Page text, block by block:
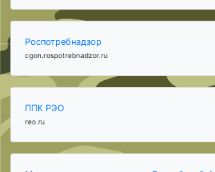
Роспотребнадзор
cgon.rospotrebnadzor.ru
ППК РЭО
reo.ru